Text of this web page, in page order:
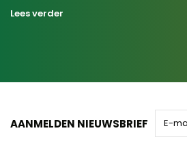
Lees verder
AANMELDEN NIEUWSBRIEF